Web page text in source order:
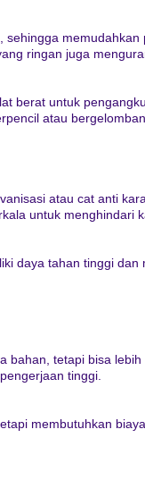
sehingga
ringan juga
berat untuk
atau
atau cat anti
untuk menghindari
daya tahan tinggi
bahan, tetapi bisa
tinggi.
membutuhkan